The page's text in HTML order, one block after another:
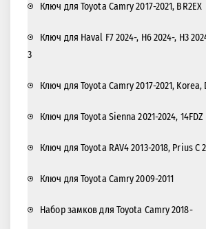
Ключ для Toyota Camry 2017-2021, BR2EX
Ключ для Haval F7 2024-, H6 2024-, H3
3
Ключ для Toyota Camry 2017-2021, Korea,
Ключ для Toyota Sienna 2021-2024, 14FDZ
Ключ для Toyota RAV4 2013-2018, Prius C
Ключ для Toyota Camry 2009-2011
Набор замков для Toyota Camry 2018-